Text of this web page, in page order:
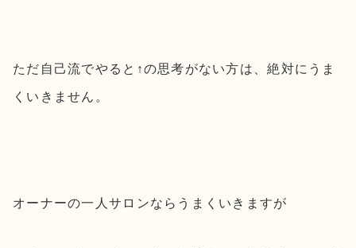
ただ自己流でやると↑の思考がない方は、絶対にうま
くいきません。
オーナーの一人サロンならうまくいきますが